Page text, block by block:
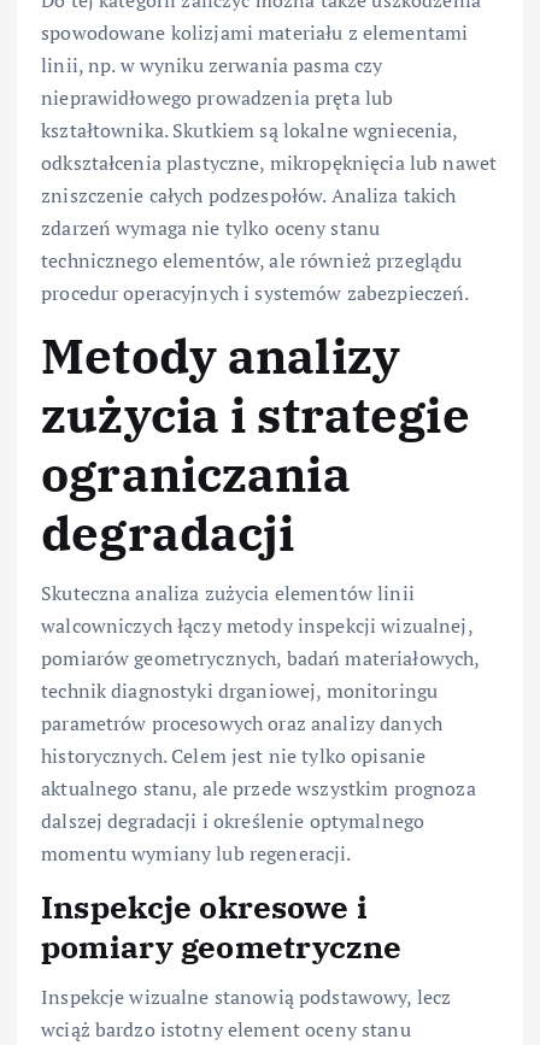
spowodowane kolizjami materiału z elementami
linii, np. w wyniku zerwania pasma czy
nieprawidłowego prowadzenia pręta lub
kształtownika. Skutkiem są lokalne wgniecenia,
odkształcenia plastyczne, mikropęknięcia lub nawet
zniszczenie całych podzespołów. Analiza takich
zdarzeń wymaga nie tylko oceny stanu
technicznego elementów, ale również przeglądu
procedur operacyjnych i systemów zabezpieczeń.
Metody analizy
zużycia i strategie
ograniczania
degradacji
Skuteczna analiza zużycia elementów linii
walcowniczych łączy metody inspekcji wizualnej,
pomiarów geometrycznych, badań materiałowych,
technik diagnostyki drganiowej, monitoringu
parametrów procesowych oraz analizy danych
historycznych. Celem jest nie tylko opisanie
aktualnego stanu, ale przede wszystkim prognoza
dalszej degradacji i określenie optymalnego
momentu wymiany lub regeneracji.
Inspekcje okresowe i
pomiary geometryczne
Inspekcje wizualne stanowią podstawowy, lecz
wciąż bardzo istotny element oceny stanu